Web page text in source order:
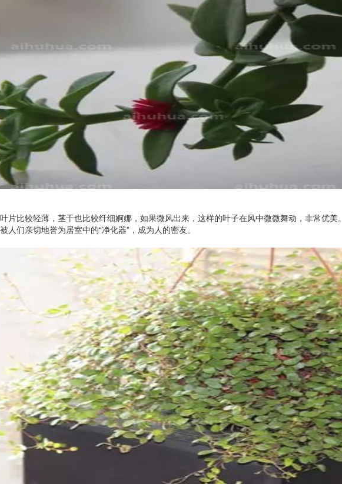
片比较轻薄，茎干也比较纤细婀娜，如果微风出来，这样的叶子在风中微微舞动，非常优美。
人们亲切地誉为居室中的“净化器”，成为人的密友。